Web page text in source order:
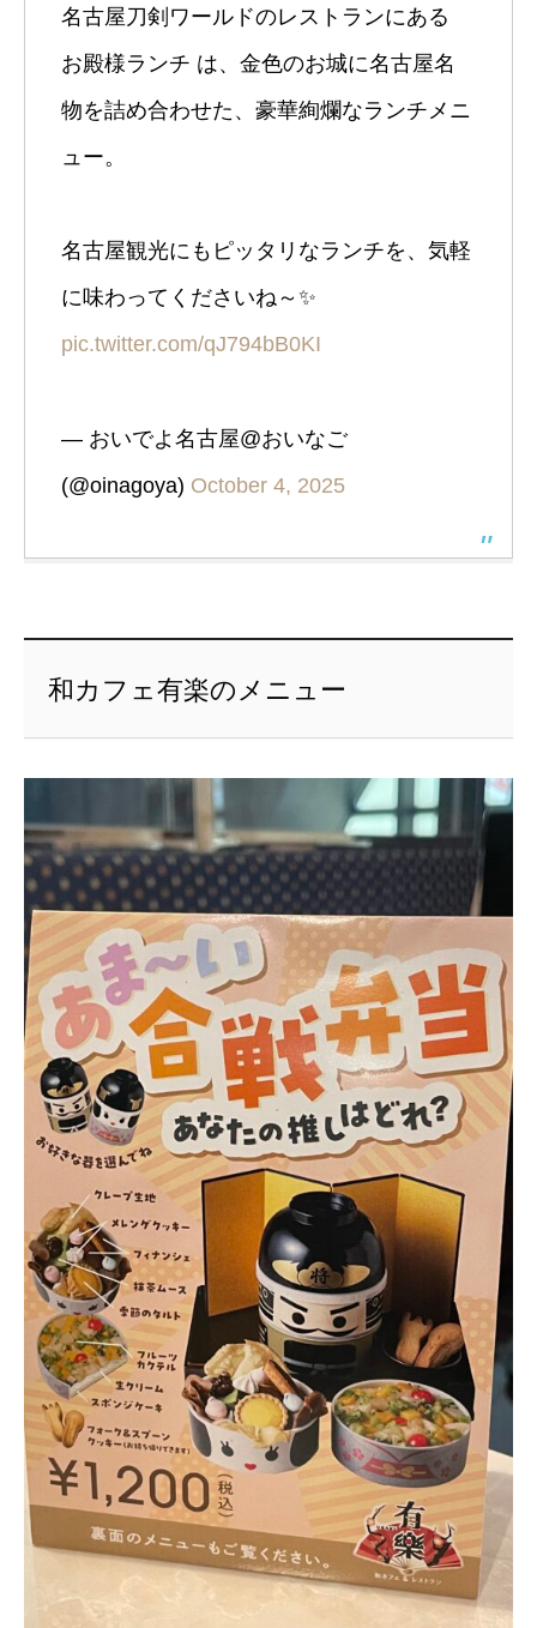
名古屋刀剣ワールドのレストランにある
お殿様ランチ は、金色のお城に名古屋名
物を詰め合わせた、豪華絢爛なランチメニ
ュー。
名古屋観光にもピッタリなランチを、気軽
に味わってくださいね～✨️
pic.twitter.com/qJ794bB0KI
— おいでよ名古屋@おいなご
(@oinagoya) October 4, 2025
和カフェ有楽のメニュー